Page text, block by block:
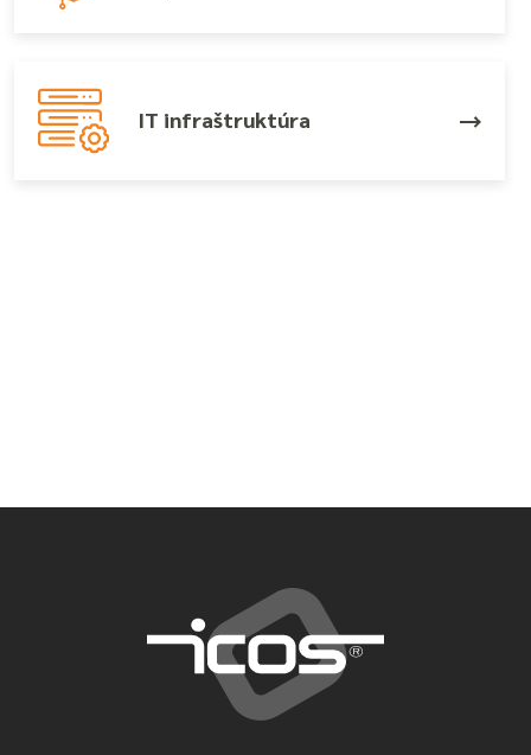
IT infraštruktúra